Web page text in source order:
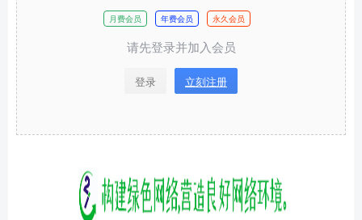
月费会员 年费会员 永久会员
请先登录并加入会员
登录 立刻注册